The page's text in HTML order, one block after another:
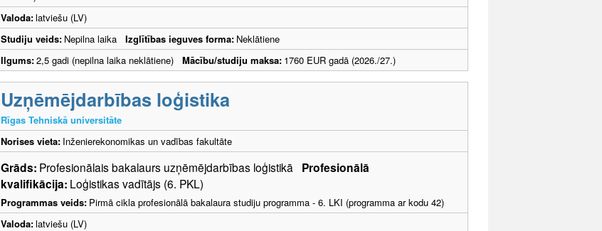
Valoda:latviešu (LV)
Studiju veids: Nepilna laika Izglītības ieguves forma: Neklātiene
Ilgums:2,5 gadi (nepilna laika neklātiene) Mācību/studiju maksa: 1760 EUR gadā (2026./27.)
Uzņēmējdarbības loģistika
Rīgas Tehniskā universitāte
Norises vieta: Inženierekonomikas un vadības fakultāte
Grāds: Profesionālais bakalaurs uzņēmējdarbības loģistikā Profesionālā
kvalifikācija: Loģistikas vadītājs (6. PKL)
Programmas veids: Pirmā cikla profesionālā bakalaura studiju programma - 6. LKI (programma ar kodu 42)
Valoda:latviešu (LV)